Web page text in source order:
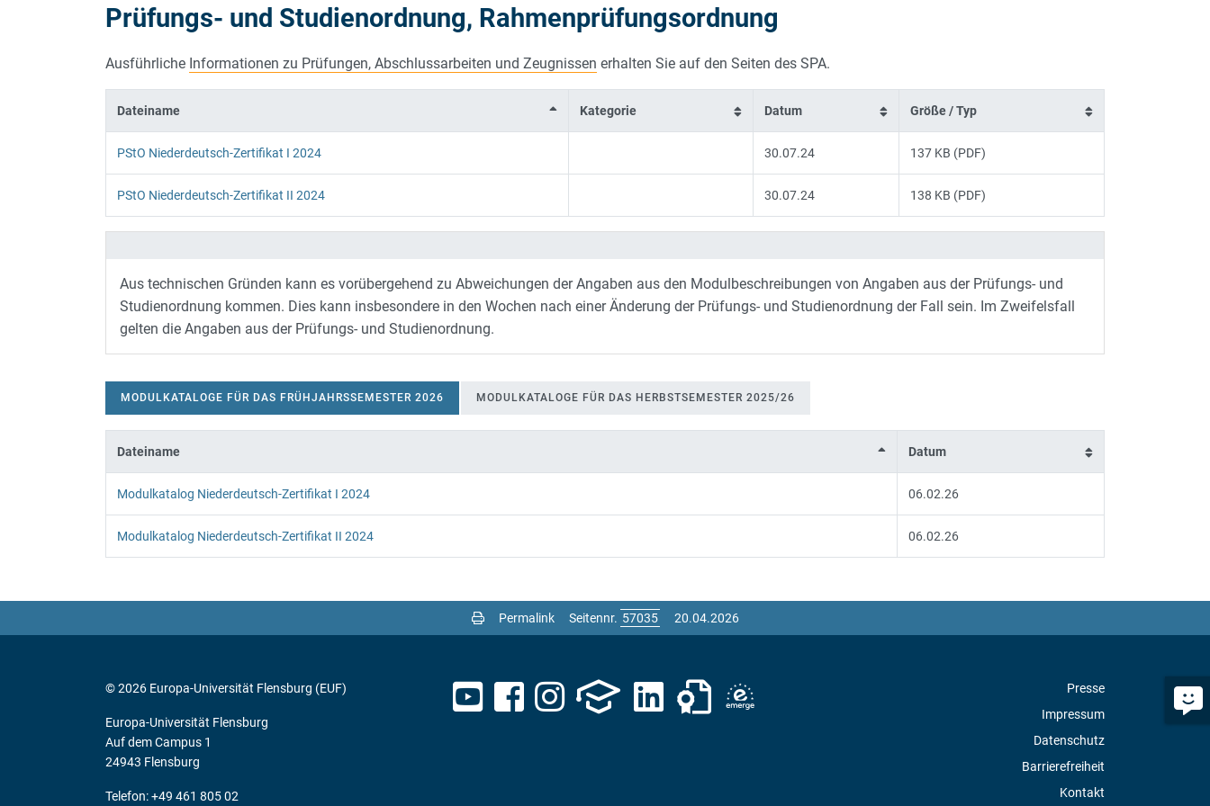
ZERTIFIKAT THEATERPÄDAGOGIK PROMOTIONSSTUDIUM
Prüfungs- und Studienordnung, Rahmenprüfungsordnung
Ausführliche Informationen zu Prüfungen, Abschlussarbeiten und Zeugnissen erhalten Sie auf den Seiten des SPA.
Dateiname Kategorie Datum Größe / Typ
PStO Niederdeutsch-Zertifikat I 2024 30.07.24 137 KB (PDF)
PStO Niederdeutsch-Zertifikat II 2024 30.07.24 138 KB (PDF)
Aus technischen Gründen kann es vorübergehend zu Abweichungen der Angaben aus den Modulbeschreibungen von Angaben aus der Prüfungs- und
Studienordnung kommen. Dies kann insbesondere in den Wochen nach einer Änderung der Prüfungs- und Studienordnung der Fall sein. Im Zweifelsfall
gelten die Angaben aus der Prüfungs- und Studienordnung.
MODULKATALOGE FÜR DAS FRÜHJAHRSSEMESTER 2026 MODULKATALOGE FÜR DAS HERBSTSEMESTER 2025/26
Modulkataloge für das Frühjahrssemester 2026
Dateiname Datum
Modulkatalog Niederdeutsch-Zertifikat I 2024 06.02.26
Modulkatalog Niederdeutsch-Zertifikat II 2024 06.02.26
Permalink Seitennr. 20.04.2026
Presse
Impressum
Datenschutz
Barrierefreiheit
Kontakt
© 2026 Europa-Universität Flensburg (EUF)
Europa-Universität Flensburg
Auf dem Campus 1
24943 Flensburg
Telefon: +49 461 805 02